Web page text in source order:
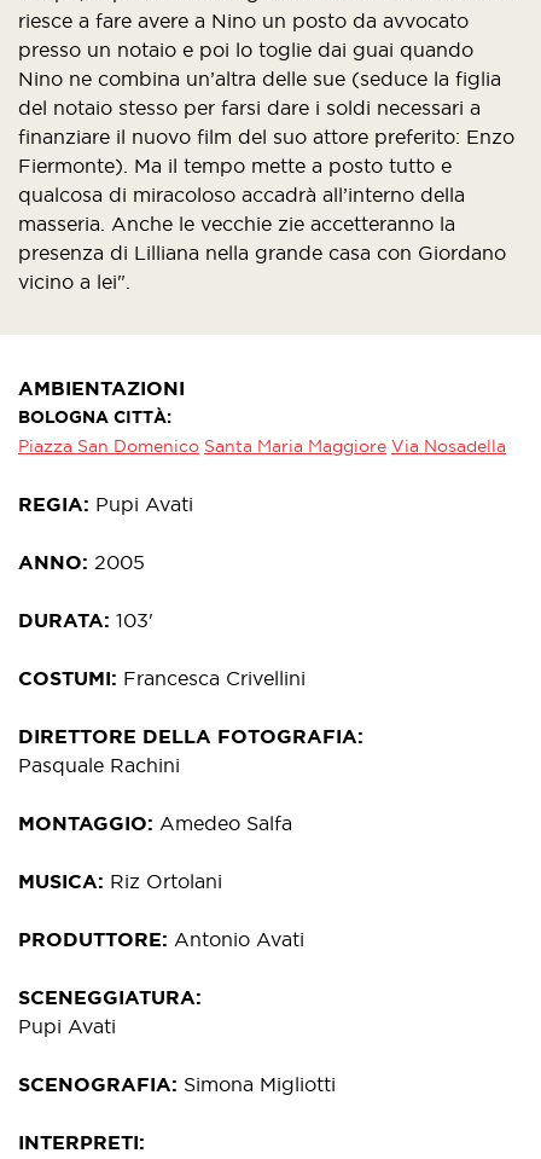
riesce a fare avere a Nino un posto da avvocato
presso un notaio e poi lo toglie dai guai quando
Nino ne combina un’altra delle sue (seduce la figlia
del notaio stesso per farsi dare i soldi necessari a
finanziare il nuovo film del suo attore preferito: Enzo
Fiermonte). Ma il tempo mette a posto tutto e
qualcosa di miracoloso accadrà all’interno della
masseria. Anche le vecchie zie accetteranno la
presenza di Lilliana nella grande casa con Giordano
vicino a lei".
AMBIENTAZIONI
BOLOGNA CITTÀ
Piazza San Domenico Santa Maria Maggiore Via Nosadella
REGIA Pupi Avati
ANNO 2005
DURATA 103'
COSTUMI Francesca Crivellini
DIRETTORE DELLA FOTOGRAFIA
Pasquale Rachini
MONTAGGIO Amedeo Salfa
MUSICA Riz Ortolani
PRODUTTORE Antonio Avati
SCENEGGIATURA
Pupi Avati
SCENOGRAFIA Simona Migliotti
INTERPRETI